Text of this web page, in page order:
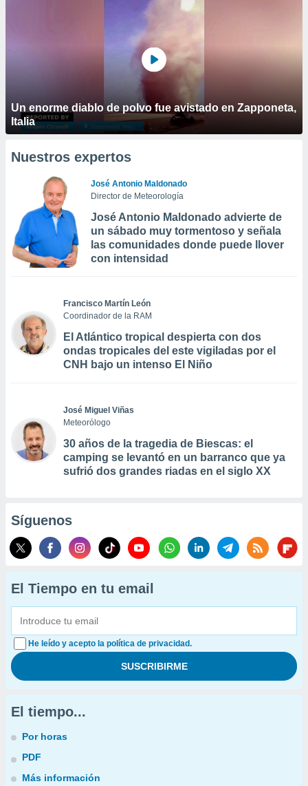
Un enorme diablo de polvo fue avistado en Zapponeta,
Italia
Nuestros expertos
José Antonio Maldonado
Director de Meteorología
José Antonio Maldonado advierte de
un sábado muy tormentoso y señala
las comunidades donde puede llover
con intensidad
Francisco Martín León
Coordinador de la RAM
El Atlántico tropical despierta con dos
ondas tropicales del este vigiladas por el
CNH bajo un intenso El Niño
José Miguel Viñas
Meteorólogo
30 años de la tragedia de Biescas: el
camping se levantó en un barranco que ya
sufrió dos grandes riadas en el siglo XX
Síguenos
El Tiempo en tu email
He leído y acepto la política de privacidad.
El tiempo...
Por horas
PDF
Más información